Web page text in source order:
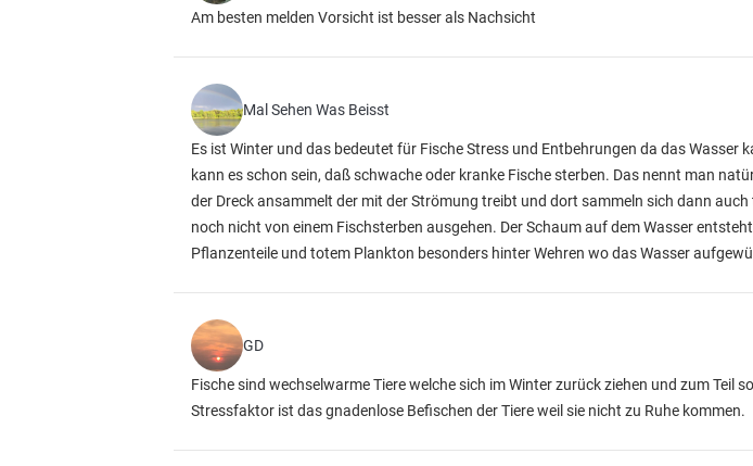
Am besten melden Vorsicht ist besser als Nachsicht
Mal Sehen Was Beisst
Es ist Winter und das bedeutet für Fische Stress und Entbehrungen da das
kann es schon sein, daß schwache oder kranke Fische sterben. Das nennt man
der Dreck ansammelt der mit der Strömung treibt und dort sammeln sich dann
noch nicht von einem Fischsterben ausgehen. Der Schaum auf dem Wasser
Pflanzenteile und totem Plankton besonders hinter Wehren wo das Wasser
GD
Fische sind wechselwarme Tiere welche sich im Winter zurück ziehen und zum Teil
Stressfaktor ist das gnadenlose Befischen der Tiere weil sie nicht zu Ruhe kommen.